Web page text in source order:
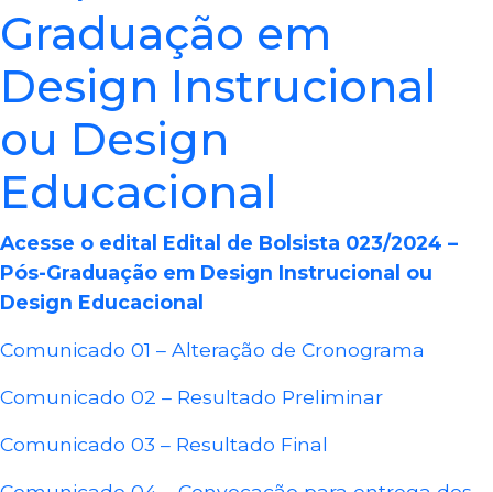
Graduação em
Design Instrucional
ou Design
Educacional
Acesse o edital Edital de Bolsista 023/2024 –
Pós-Graduação em Design Instrucional ou
Design Educacional
Comunicado 01 – Alteração de Cronograma
Comunicado 02 – Resultado Preliminar
Comunicado 03 – Resultado Final